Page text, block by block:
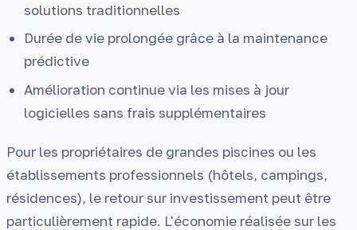
solutions traditionnelles
Durée de vie prolongée grâce à la maintenance
prédictive
Amélioration continue via les mises à jour
logicielles sans frais supplémentaires
Pour les propriétaires de grandes piscines ou les
établissements professionnels (hôtels, campings,
résidences), le retour sur investissement peut être
particulièrement rapide. L'économie réalisée sur les